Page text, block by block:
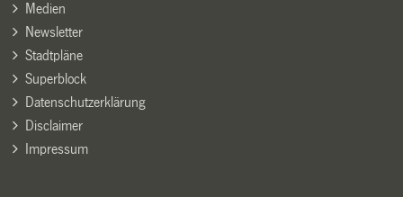
Medien
Newsletter
Stadtpläne
Superblock
Datenschutzerklärung
Disclaimer
Impressum